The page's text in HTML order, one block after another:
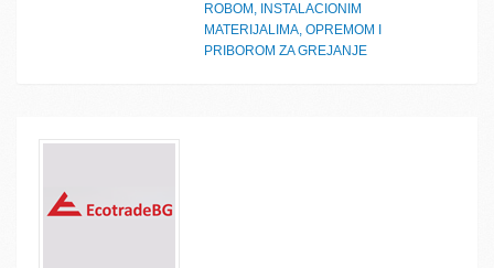
ROBOM, INSTALACIONIM
MATERIJALIMA, OPREMOM I
PRIBOROM ZA GREJANJE